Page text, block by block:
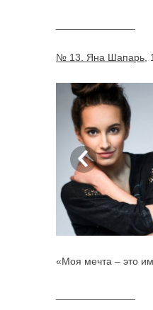
№ 13. Яна Шапарь
«Моя мечта – это